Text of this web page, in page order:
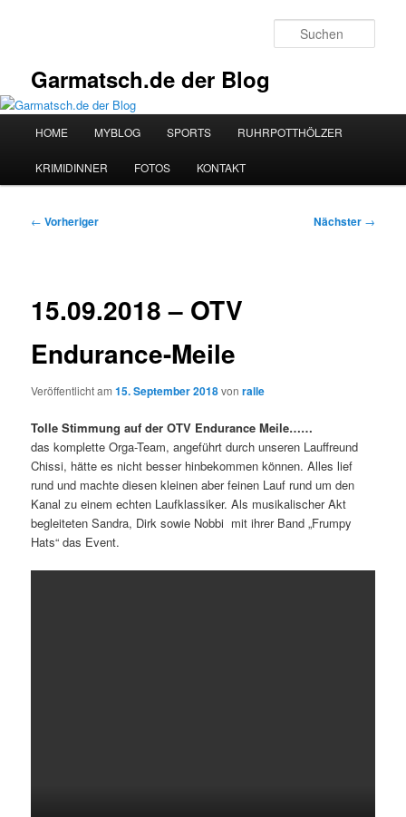
Garmatsch.de der Blog
HOME MYBLOG SPORTS RUHRPOTTHÖLZER
KRIMIDINNER FOTOS KONTAKT
Beitragsnavigation
← Vorheriger Nächster →
15.09.2018 – OTV
Endurance-Meile
Veröffentlicht am15. September 2018vonralle
Tolle Stimmung auf der OTV Endurance Meile……
das komplette Orga-Team, angeführt durch unseren Lauffreund
Chissi, hätte es nicht besser hinbekommen können. Alles lief
rund und machte diesen kleinen aber feinen Lauf rund um den
Kanal zu einem echten Laufklassiker. Als musikalischer Akt
begleiteten Sandra, Dirk sowie Nobbi mit ihrer Band „Frumpy
Hats“ das Event.